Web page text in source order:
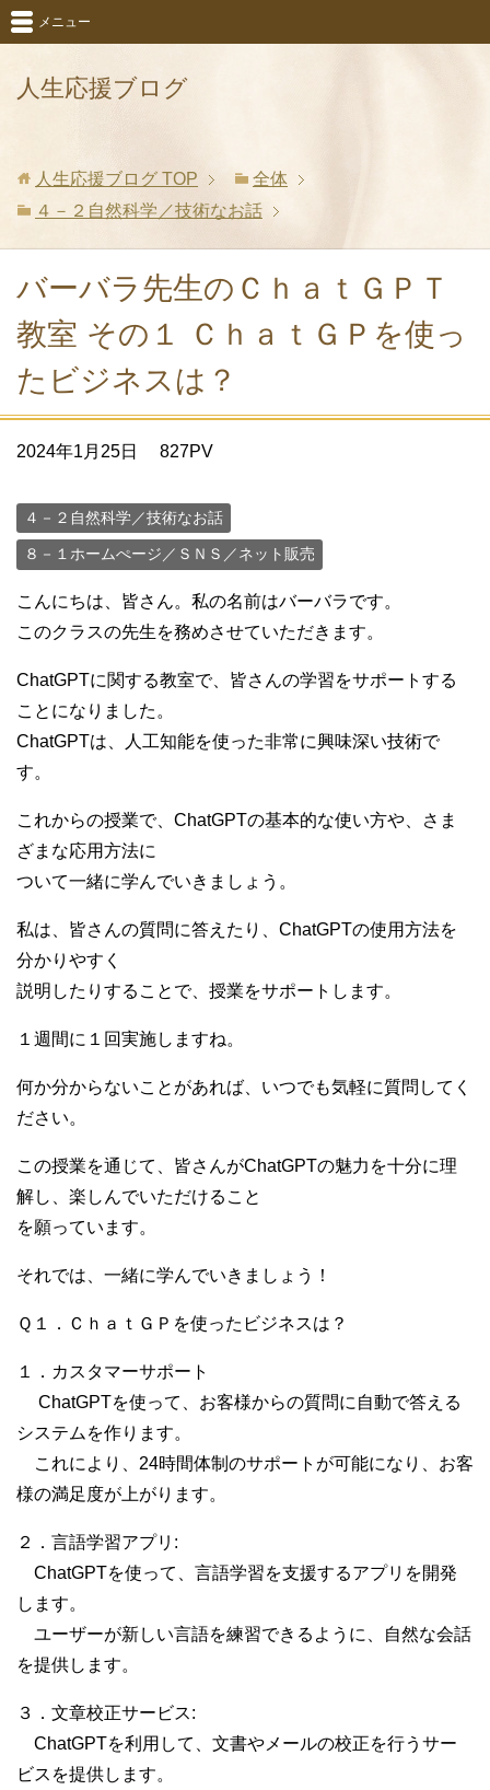
人生応援ブログ
メニュー
人生応援ブログ TOP
全体
４－２自然科学／技術なお話
バーバラ先生のＣｈａｔＧＰＴ
教室 その１ ＣｈａｔＧＰを使っ
たビジネスは？
2024年1月25日 827PV
４－２自然科学／技術なお話
８－１ホームぺージ／ＳＮＳ／ネット販売
こんにちは、皆さん。私の名前はバーバラです。
このクラスの先生を務めさせていただきます。
ChatGPTに関する教室で、皆さんの学習をサポートする
ことになりました。
ChatGPTは、人工知能を使った非常に興味深い技術で
す。
これからの授業で、ChatGPTの基本的な使い方や、さま
ざまな応用方法に
ついて一緒に学んでいきましょう。
私は、皆さんの質問に答えたり、ChatGPTの使用方法を
分かりやすく
説明したりすることで、授業をサポートします。
１週間に１回実施しますね。
何か分からないことがあれば、いつでも気軽に質問してく
ださい。
この授業を通じて、皆さんがChatGPTの魅力を十分に理
解し、楽しんでいただけること
を願っています。
それでは、一緒に学んでいきましょう！
Ｑ１．ＣｈａｔＧＰを使ったビジネスは？
１．カスタマーサポート
ChatGPTを使って、お客様からの質問に自動で答える
システムを作ります。
これにより、24時間体制のサポートが可能になり、お客
様の満足度が上がります。
２．言語学習アプリ:
ChatGPTを使って、言語学習を支援するアプリを開発
します。
ユーザーが新しい言語を練習できるように、自然な会話
を提供します。
３．文章校正サービス:
ChatGPTを利用して、文書やメールの校正を行うサー
ビスを提供します。